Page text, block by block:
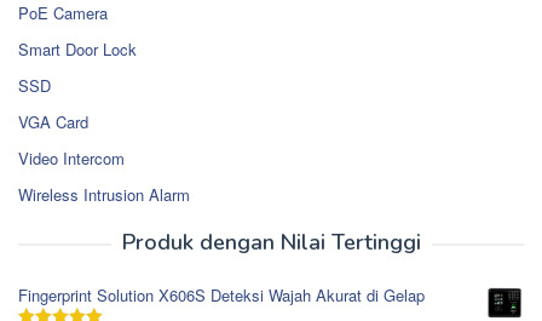
PoE Camera
Smart Door Lock
SSD
VGA Card
Video Intercom
Wireless Intrusion Alarm
Produk dengan Nilai Tertinggi
Fingerprint Solution X606S Deteksi Wajah Akurat di Gelap